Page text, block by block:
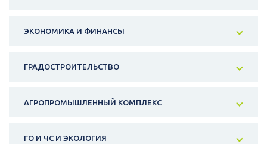
ЭКОНОМИКА И ФИНАНСЫ
ГРАДОСТРОИТЕЛЬСТВО
АГРОПРОМЫШЛЕННЫЙ КОМПЛЕКС
ГО И ЧС И ЭКОЛОГИЯ